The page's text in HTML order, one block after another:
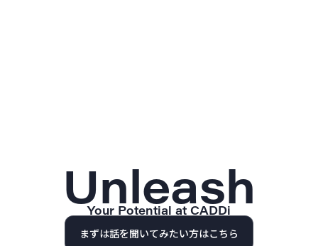
Unleash
Your Potential at CADDi
まずは話を聞いてみたい方はこちら